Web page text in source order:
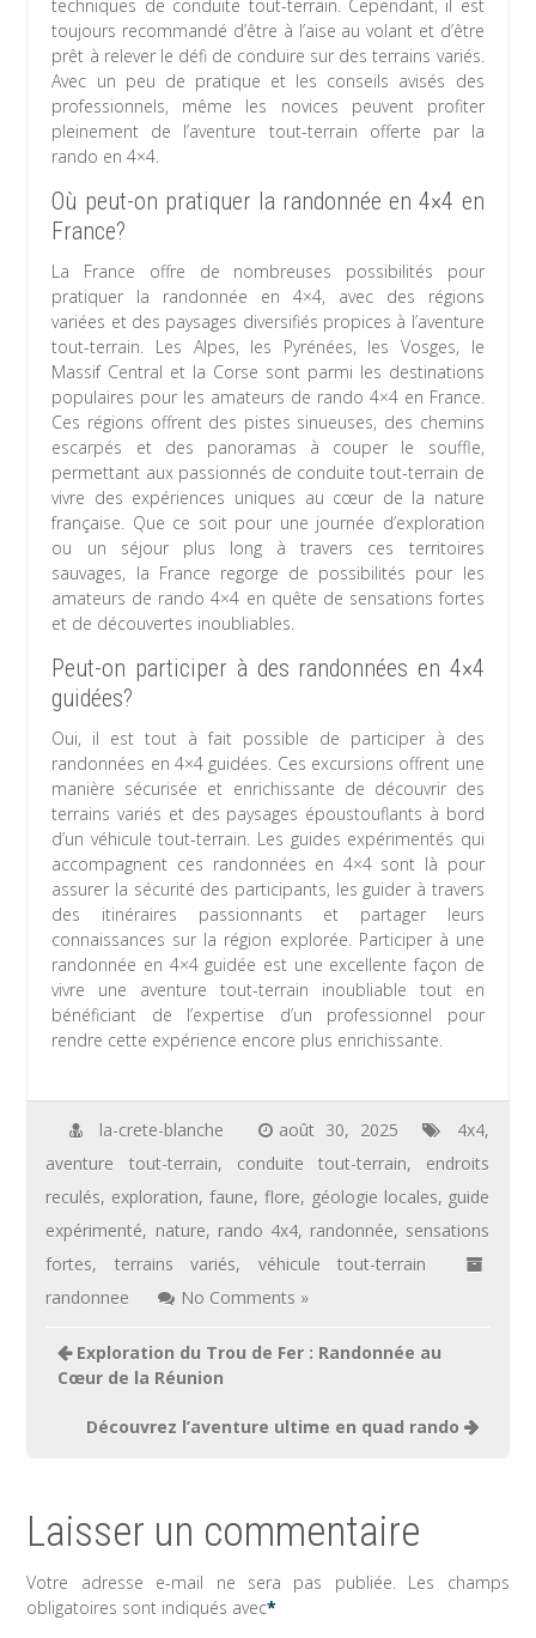
techniques de conduite tout-terrain. Cependant, il est
toujours recommandé d’être à l’aise au volant et d’être
prêt à relever le défi de conduire sur des terrains variés.
Avec un peu de pratique et les conseils avisés des
professionnels, même les novices peuvent profiter
pleinement de l’aventure tout-terrain offerte par la
rando en 4×4.
Où peut-on pratiquer la randonnée en 4×4 en
France?
La France offre de nombreuses possibilités pour
pratiquer la randonnée en 4×4, avec des régions
variées et des paysages diversifiés propices à l’aventure
tout-terrain. Les Alpes, les Pyrénées, les Vosges, le
Massif Central et la Corse sont parmi les destinations
populaires pour les amateurs de rando 4×4 en France.
Ces régions offrent des pistes sinueuses, des chemins
escarpés et des panoramas à couper le souffle,
permettant aux passionnés de conduite tout-terrain de
vivre des expériences uniques au cœur de la nature
française. Que ce soit pour une journée d’exploration
ou un séjour plus long à travers ces territoires
sauvages, la France regorge de possibilités pour les
amateurs de rando 4×4 en quête de sensations fortes
et de découvertes inoubliables.
Peut-on participer à des randonnées en 4×4
guidées?
Oui, il est tout à fait possible de participer à des
randonnées en 4×4 guidées. Ces excursions offrent une
manière sécurisée et enrichissante de découvrir des
terrains variés et des paysages époustouflants à bord
d’un véhicule tout-terrain. Les guides expérimentés qui
accompagnent ces randonnées en 4×4 sont là pour
assurer la sécurité des participants, les guider à travers
des itinéraires passionnants et partager leurs
connaissances sur la région explorée. Participer à une
randonnée en 4×4 guidée est une excellente façon de
vivre une aventure tout-terrain inoubliable tout en
bénéficiant de l’expertise d’un professionnel pour
rendre cette expérience encore plus enrichissante.
la-crete-blanche août 30, 2025 4x4,
aventure tout-terrain, conduite tout-terrain, endroits
reculés, exploration,faune, flore, géologie locales, guide
expérimenté, nature, rando 4x4, randonnée, sensations
fortes, terrains variés, véhicule tout-terrain
randonnee
No Comments »
Navigation
de
Exploration du Trou de Fer : Randonnée au
Cœur de la Réunion
Découvrez l’aventure ultime en quad rando
Laisser un commentaire
Votre adresse e-mail ne sera pas publiée. Les champs
obligatoires sont indiqués avec*